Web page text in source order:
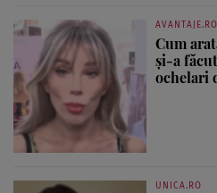
AVANTAJE.RO
Cum
și-a
ochelari
UNICA.RO